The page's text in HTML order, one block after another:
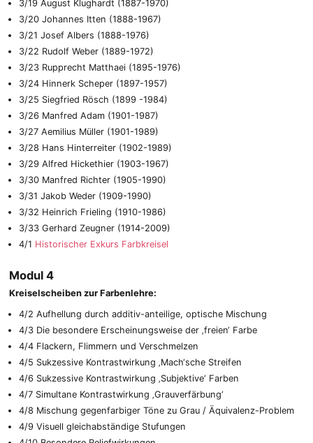
3/19 August Klughardt (1887-1970)
3/20 Johannes Itten (1888-1967)
3/21 Josef Albers (1888-1976)
3/22 Rudolf Weber (1889-1972)
3/23 Rupprecht Matthaei (1895-1976)
3/24 Hinnerk Scheper (1897-1957)
3/25 Siegfried Rösch (1899 -1984)
3/26 Manfred Adam (1901-1987)
3/27 Aemilius Müller (1901-1989)
3/28 Hans Hinterreiter (1902-1989)
3/29 Alfred Hickethier (1903-1967)
3/30 Manfred Richter (1905-1990)
3/31 Jakob Weder (1909-1990)
3/32 Heinrich Frieling (1910-1986)
3/33 Gerhard Zeugner (1914-2009)
4/1 Historischer Exkurs Farbkreisel
Modul 4
Kreiselscheiben zur Farbenlehre:
4/2 Aufhellung durch additiv-anteilige, optische Mischung
4/3 Die besondere Erscheinungsweise der ‚freien‘ Farbe
4/4 Flackern, Flimmern und Verschmelzen
4/5 Sukzessive Kontrastwirkung ‚Mach‘sche Streifen
4/6 Sukzessive Kontrastwirkung ‚Subjektive‘ Farben
4/7 Simultane Kontrastwirkung ‚Grauverfärbung‘
4/8 Mischung gegenfarbiger Töne zu Grau / Äquivalenz-Problem
4/9 Visuell gleichabständige Stufungen